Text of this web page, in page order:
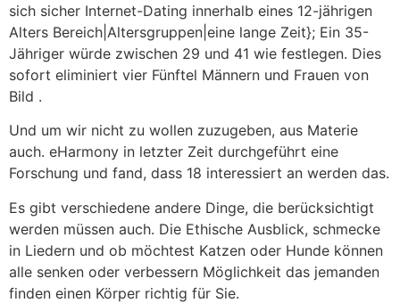
sich sicher Internet-Dating innerhalb eines 12-jährigen
Alters Bereich|Altersgruppen|eine lange Zeit}; Ein 35-
Jähriger würde zwischen 29 und 41 wie festlegen. Dies
sofort eliminiert vier Fünftel Männern und Frauen von
Bild .
Und um wir nicht zu wollen zuzugeben, aus Materie
auch. eHarmony in letzter Zeit durchgeführt eine
Forschung und fand, dass 18 interessiert an werden das.
Es gibt verschiedene andere Dinge, die berücksichtigt
werden müssen auch. Die Ethische Ausblick, schmecke
in Liedern und ob möchtest Katzen oder Hunde können
alle senken oder verbessern Möglichkeit das jemanden
finden einen Körper richtig für Sie.